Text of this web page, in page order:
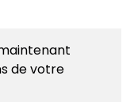
de votre